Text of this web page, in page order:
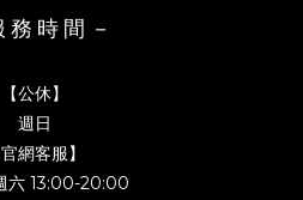
務 時 間 －
【公休】
週日
官網客服】
六 13:00-20:00